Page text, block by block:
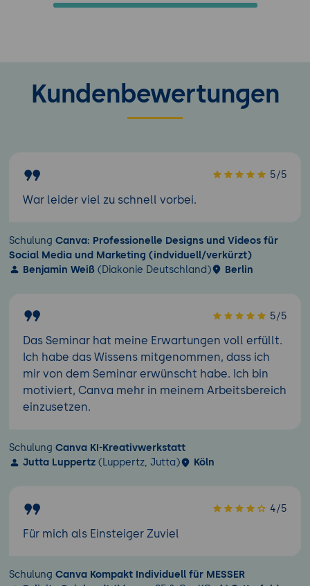
Kundenbewertungen
5/5
War leider viel zu schnell vorbei.
Schulung Canva: Professionelle Designs und Videos für
Social Media und Marketing (indviduell/verkürzt)
Benjamin Weiß (Diakonie Deutschland) Berlin
5/5
Das Seminar hat meine Erwartungen voll erfüllt.
Ich habe das Wissens mitgenommen, dass ich
mir von dem Seminar erwünscht habe. Ich bin
motiviert, Canva mehr in meinem Arbeitsbereich
einzusetzen.
Schulung Canva KI-Kreativwerkstatt
Jutta Luppertz (Luppertz, Jutta) Köln
4/5
Für mich als Einsteiger Zuviel
Schulung Canva Kompakt Individuell für MESSER